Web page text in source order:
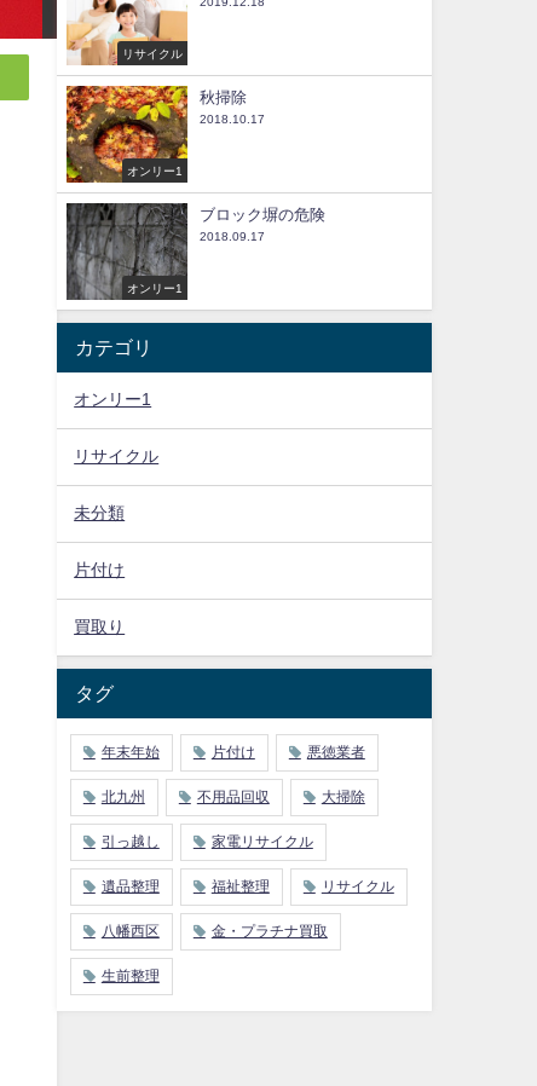
リサイクル
オンリー1
秋掃除
2018.10.17
オンリー1
ブロック塀の危険
2018.09.17
カテゴリ
オンリー1
リサイクル
未分類
片付け
買取り
タグ
年末年始 片付け 悪徳業者
北九州 不用品回収 大掃除
引っ越し 家電リサイクル
遺品整理 福祉整理 リサイクル
八幡西区 金・プラチナ買取
生前整理